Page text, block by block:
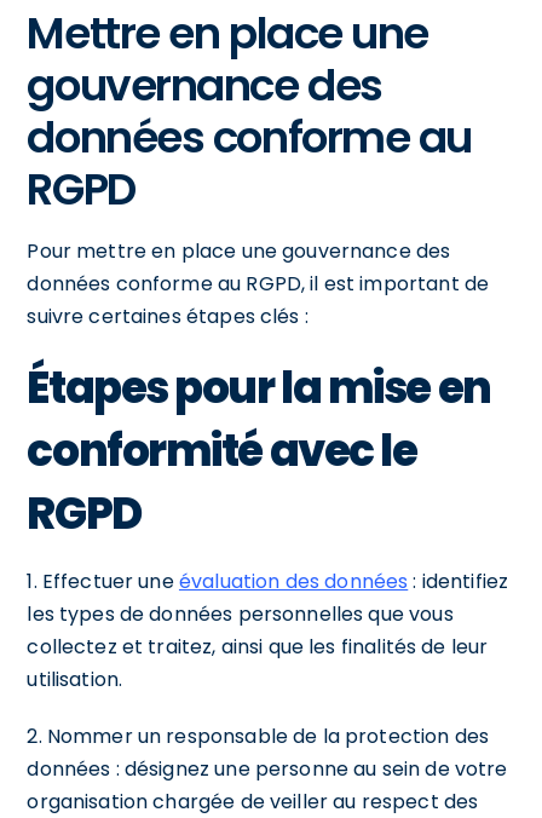
Mettre en place une
gouvernance des
données conforme au
RGPD
Pour mettre en place une gouvernance des
données conforme au RGPD, il est important de
suivre certaines étapes clés :
Étapes pour la mise en
conformité avec le
RGPD
1. Effectuer uneévaluation des données : identifiez
les types de données personnelles que vous
collectez et traitez, ainsi que les finalités de leur
utilisation.
2. Nommer un responsable de la protection des
données : désignez une personne au sein de votre
organisation chargée de veiller au respect des